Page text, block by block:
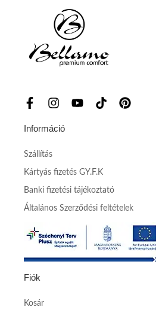
Információ
Szállítás
Kártyás fizetés GY.F.K
Banki fizetési tájékoztató
Általános Szerződési feltételek
Fiók
Kosár